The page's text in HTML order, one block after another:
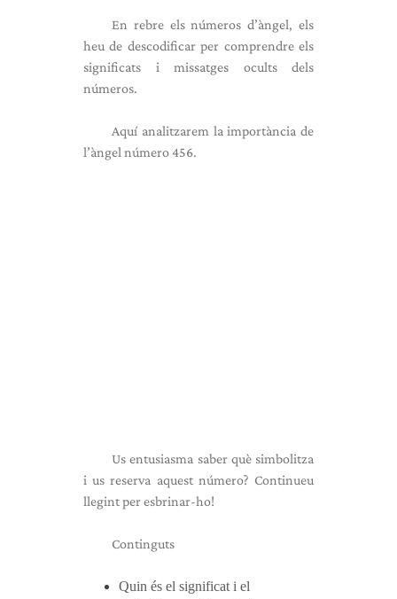
En rebre els números d’àngel, els
heu de descodificar per comprendre els
significats i missatges ocults dels
números.
Aquí analitzarem la importància de
l’àngel número 456.
Us entusiasma saber què simbolitza
i us reserva aquest número? Continueu
llegint per esbrinar-ho!
Continguts
Quin és el significat i el